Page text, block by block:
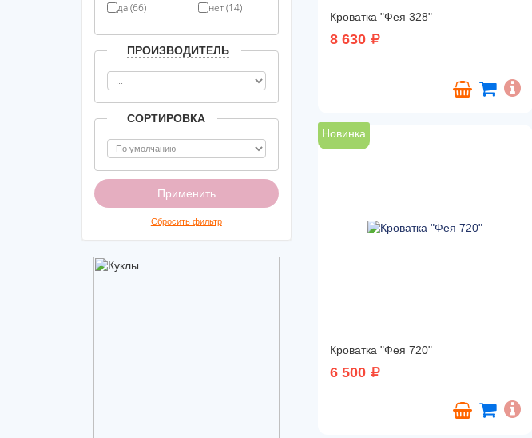
Кроватка "Фея 328"
8 630
Новинка
Кроватка "Фея 720"
6 500
да (66) нет (14)
ПРОИЗВОДИТЕЛЬ
СОРТИРОВКА
Сбросить фильтр